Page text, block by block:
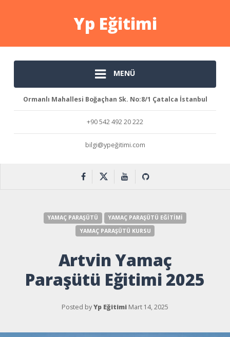
Yp Eğitimi
MENÜ
Ormanlı Mahallesi Boğaçhan Sk. No:8/1 Çatalca İstanbul
+90 542 492 20 222
bilgi@ypeğitimi.com
YAMAÇ PARAŞÜTÜ
YAMAÇ PARAŞÜTÜ EĞITIMI
YAMAÇ PARAŞÜTÜ KURSU
Artvin Yamaç
Paraşütü Eğitimi 2025
Posted byYp Eğitimi Mart 14, 2025